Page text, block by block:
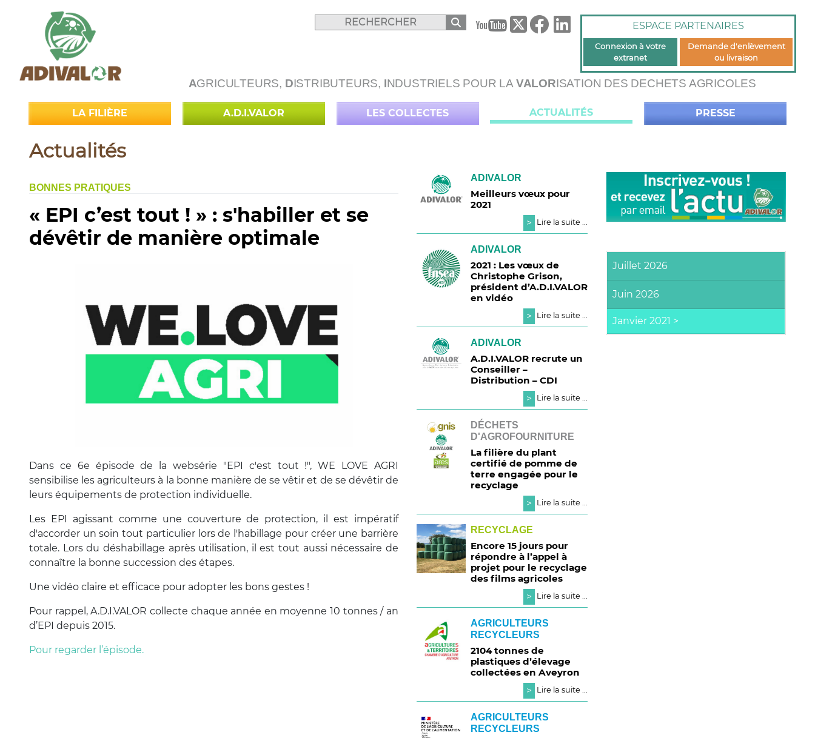
B ESPACE PARTENAIRES
Connexion à votre
extranet
Demande d'enlèvement
ou livraison
AGRICULTEURS, DISTRIBUTEURS, INDUSTRIELS POUR LA VALORISATION DES DECHETS AGRICOLES
LA FILIÈRE A.D.I.VALOR LES COLLECTES ACTUALITÉS PRESSE
Actualités
BONNES PRATIQUES
« EPI c’est tout ! » : s'habiller et se
dévêtir de manière optimale
Dans ce 6e épisode de la websérie "EPI c'est tout !", WE LOVE AGRI
sensibilise les agriculteurs à la bonne manière de se vêtir et de se dévêtir de
leurs équipements de protection individuelle.
Les EPI agissant comme une couverture de protection, il est impératif
d'accorder un soin tout particulier lors de l'habillage pour créer une barrière
totale. Lors du déshabillage après utilisation, il est tout aussi nécessaire de
connaître la bonne succession des étapes.
Une vidéo claire et efficace pour adopter les bons gestes !
Pour rappel, A.D.I.VALOR collecte chaque année en moyenne 10 tonnes / an
d’EPI depuis 2015.
Pour regarder l’épisode.
ADIVALOR
Meilleurs vœux pour
2021
>
Lire la suite ...
ADIVALOR
2021 : Les vœux de
Christophe Grison,
président d’A.D.I.VALOR
en vidéo
>
Lire la suite ...
ADIVALOR
A.D.I.VALOR recrute un
Conseiller –
Distribution – CDI
>
Lire la suite ...
DÉCHETS
D'AGROFOURNITURE
La filière du plant
certifié de pomme de
terre engagée pour le
recyclage
>
Lire la suite ...
RECYCLAGE
Encore 15 jours pour
répondre à l’appel à
projet pour le recyclage
des films agricoles
>
Lire la suite ...
AGRICULTEURS
RECYCLEURS
2104 tonnes de
plastiques d’élevage
collectées en Aveyron
>
Lire la suite ...
AGRICULTEURS
RECYCLEURS
Juillet 2026
Juin 2026